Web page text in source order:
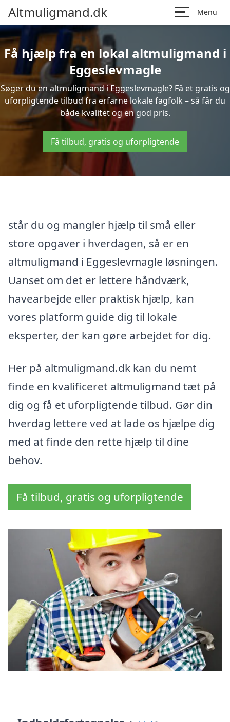
Altmuligmand.dk Menu
Få hjælp fra en lokal altmuligmand i
Eggeslevmagle
Søger du en altmuligmand i Eggeslevmagle? Få et gratis og
uforpligtende tilbud fra erfarne lokale fagfolk – så får du
både kvalitet og en god pris.
Få tilbud, gratis og uforpligtende
står du og mangler hjælp til små eller
store opgaver i hverdagen, så er en
altmuligmand i Eggeslevmagle løsningen.
Uanset om det er lettere håndværk,
havearbejde eller praktisk hjælp, kan
vores platform guide dig til lokale
eksperter, der kan gøre arbejdet for dig.
Her på altmuligmand.dk kan du nemt
finde en kvalificeret altmuligmand tæt på
dig og få et uforpligtende tilbud. Gør din
hverdag lettere ved at lade os hjælpe dig
med at finde den rette hjælp til dine
behov.
Få tilbud, gratis og uforpligtende